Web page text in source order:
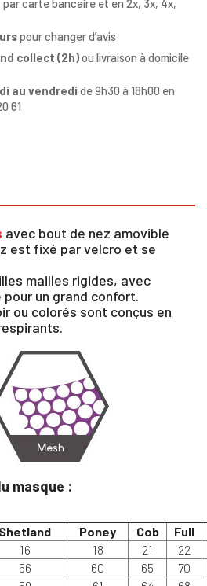
pour changer d’avis
collect (2h)ou livraison à domicile
au vendredi de 9h30 à 18h00 en
61
avec bout de nez amovible
est fixé par velcro et se
mailles rigides, avec
un grand confort.
ou colorés sont conçus en
masque :
Shetland Poney Cob
Full
16 18 21
22
56 60 65
70